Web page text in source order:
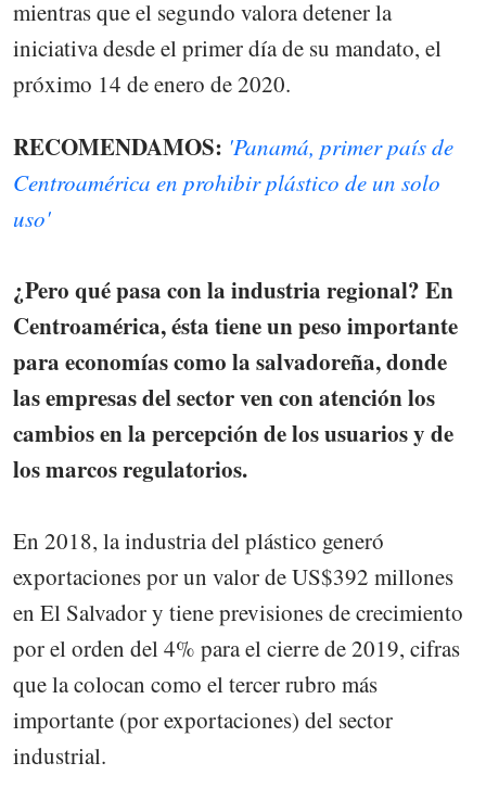
mientras que el segundo valora detener la
iniciativa desde el primer día de su mandato, el
próximo 14 de enero de 2020.
RECOMENDAMOS: 'Panamá, primer país de
Centroamérica en prohibir plástico de un solo
uso'
¿Pero qué pasa con la industria regional? En
Centroamérica, ésta tiene un peso importante
para economías como la salvadoreña, donde
las empresas del sector ven con atención los
cambios en la percepción de los usuarios y de
los marcos regulatorios.
En 2018, la industria del plástico generó
exportaciones por un valor de US$392 millones
en El Salvador y tiene previsiones de crecimiento
por el orden del 4% para el cierre de 2019, cifras
que la colocan como el tercer rubro más
importante (por exportaciones) del sector
industrial.